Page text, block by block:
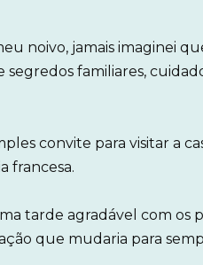
noivo, jamais imaginei
segredos familiares,
convite para visitar a
francesa.
tarde agradável com os
que mudaria para